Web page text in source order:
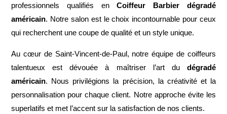
professionnels qualifiés enCoiffeur Barbier dégradé
américain. Notre salon est le choix incontournable pour ceux
qui recherchent une coupe de qualité et un style unique.
Au cœur de Saint-Vincent-de-Paul, notre équipe de coiffeurs
talentueux est dévouée à maîtriser l’art du dégradé
américain. Nous privilégions la précision, la créativité et la
personnalisation pour chaque client. Notre approche évite les
superlatifs et met l’accent sur la satisfaction de nos clients.